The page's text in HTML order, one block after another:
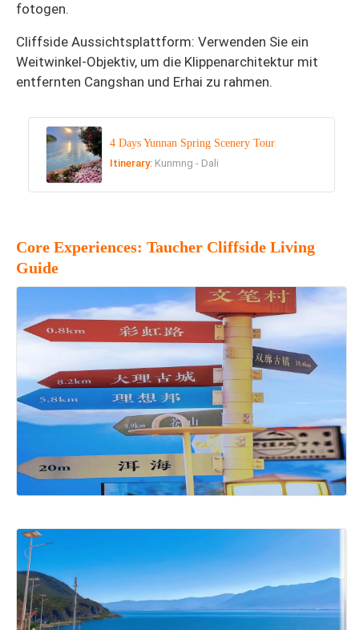
fotogen.
Cliffside Aussichtsplattform: Verwenden Sie ein
Weitwinkel-Objektiv, um die Klippenarchitektur mit
entfernten Cangshan und Erhai zu rahmen.
4 Days Yunnan Spring Scenery Tour
Itinerary: Kunmng - Dali
Core Experiences: Taucher Cliffside Living
Guide